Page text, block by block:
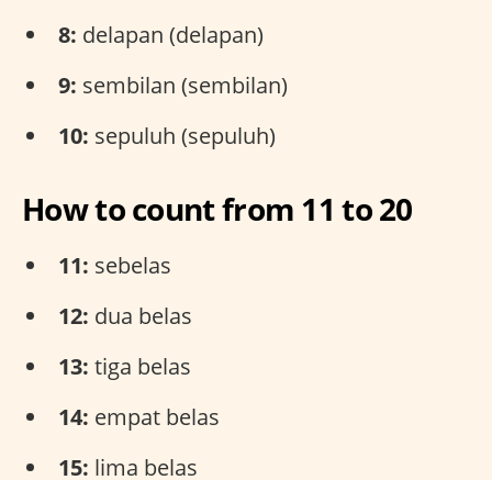
8: delapan (delapan)
9: sembilan (sembilan)
10: sepuluh (sepuluh)
How to count from 11 to 20
11: sebelas
12: dua belas
13: tiga belas
14: empat belas
15: lima belas